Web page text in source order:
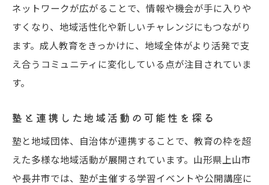
ネットワークが広がることで、情報や機会が手に入りや
すくなり、地域活性化や新しいチャレンジにもつながり
ます。成人教育をきっかけに、地域全体がより活発で支
え合うコミュニティに変化している点が注目されていま
す。
塾と連携した地域活動の可能性を探る
塾と地域団体、自治体が連携することで、教育の枠を超
えた多様な地域活動が展開されています。山形県上山市
や長井市では、塾が主催する学習イベントや公開講座に